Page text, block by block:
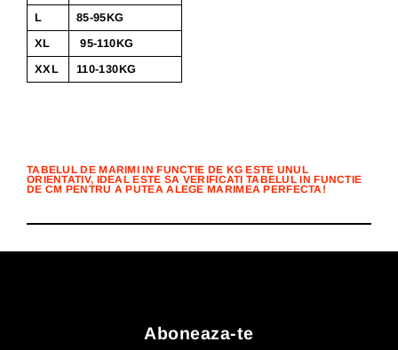
L
85-95KG
XL
95-110KG
XXL
110-130KG
TABELUL DE MARIMI IN FUNCTIE DE KG ESTE UNUL
ORIENTATIV, IDEAL ESTE SA VERIFICATI TABELUL IN FUNCTIE
DE CM PENTRU A PUTEA ALEGE MARIMEA PERFECTA!
Aboneaza-te